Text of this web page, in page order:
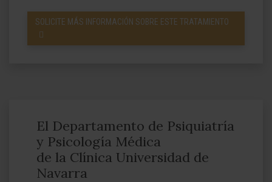
SOLICITE MÁS INFORMACIÓN SOBRE ESTE TRATAMIENTO
El Departamento de Psiquiatría
y Psicología Médica
de la Clínica Universidad de
Navarra